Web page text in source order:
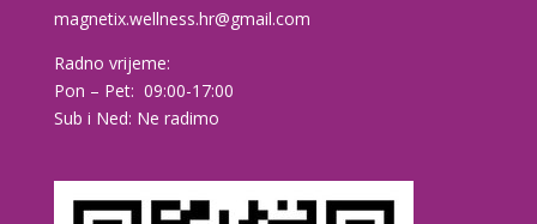
magnetix.wellness.hr@gmail.com
Radno vrijeme:
Pon – Pet: 09:00-17:00
Sub i Ned: Ne radimo